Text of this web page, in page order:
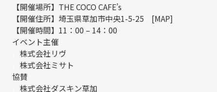
【開催場所】THE COCO CAFE’s
【開催住所】埼玉県草加市中央1-5-25 [MAP]
【開催時間】11：00 – 14：00
イベント主催
株式会社リヴ
株式会社ミサト
協賛
株式会社ダスキン草加